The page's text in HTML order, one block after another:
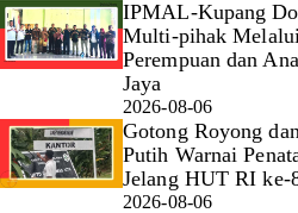
IPMAL-Kupang
Multi-pihak
Perempuan dan
Jaya
2026-08-06
Gotong Royong
Putih Warnai
Jelang HUT RI ke-
2026-08-06